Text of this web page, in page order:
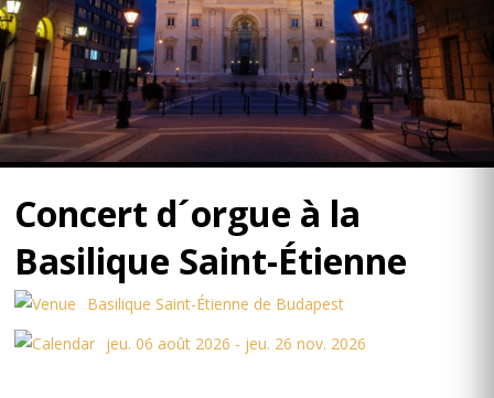
Concert d´orgue à la
Basilique Saint-Étienne
Basilique Saint-Étienne de Budapest
jeu. 06 août 2026 - jeu. 26 nov. 2026